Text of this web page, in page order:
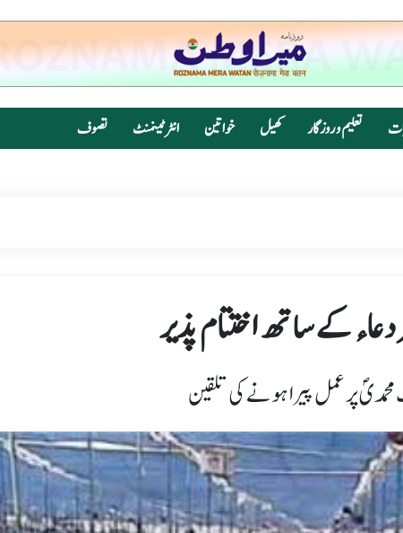
تعلیم و روزگار کھیل خواتین انٹرٹینمنٹ تصوف
دعاء کے ساتھ اختتام پذیر
پر عمل پیرا ہونے کی تلقین